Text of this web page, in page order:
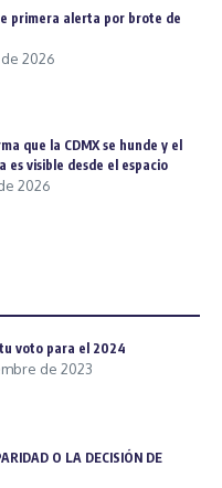
primera alerta por brote de
2026
que la CDMX se hunde y el
es visible desde el espacio
2026
voto para el 2024
de 2023
O LA DECISIÓN DE